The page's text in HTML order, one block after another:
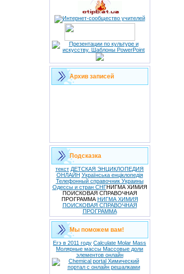
Архив записей
Подсказка
текст ДЕТСКАЯ ЭНЦИКЛОПЕДИЯ
ОНЛАЙН Українська енціклопедія
Телефонный справочник Украины
Одессы и стран СНГНИГМА ХИМИЯ
ПОИСКОВАЯ СПРАВОЧНАЯ
ПРОГРАММА НИГМА ХИМИЯ
ПОИСКОВАЯ СПРАВОЧНАЯ
ПРОГРАММА
Мы поможем вам!
Егэ в 2011 году Calculate Molar Mass
Молярные массы Массовые доли
элементов онлайн